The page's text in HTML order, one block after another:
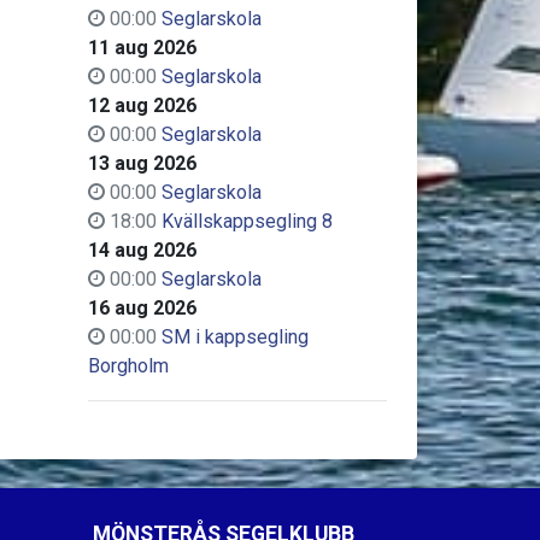
00:00 Seglarskola
11 aug 2026
00:00 Seglarskola
12 aug 2026
00:00 Seglarskola
13 aug 2026
00:00 Seglarskola
18:00 Kvällskappsegling 8
14 aug 2026
00:00 Seglarskola
16 aug 2026
00:00 SM i kappsegling
Borgholm
MÖNSTERÅS SEGELKLUBB